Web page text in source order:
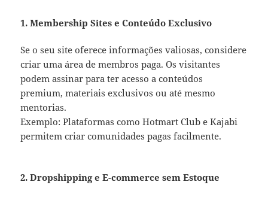
1. Membership Sites e Conteúdo Exclusivo
Se o seu site oferece informações valiosas, considere
criar uma área de membros paga. Os visitantes
podem assinar para ter acesso a conteúdos
premium, materiais exclusivos ou até mesmo
mentorias.
Exemplo: Plataformas como Hotmart Club e Kajabi
permitem criar comunidades pagas facilmente.
2. Dropshipping e E-commerce sem Estoque